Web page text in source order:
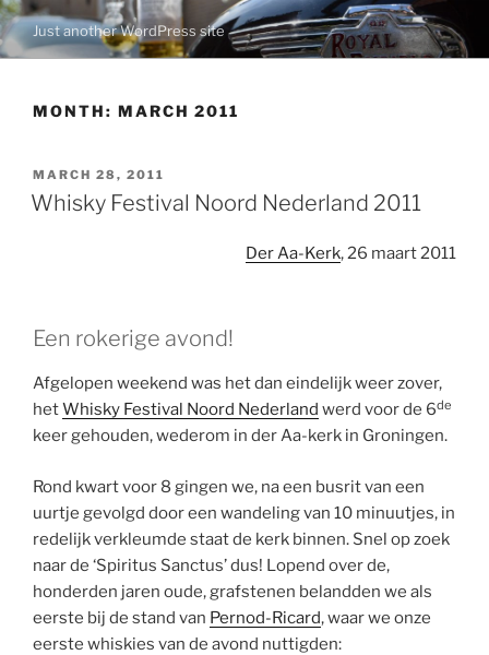
Skip
to
content
Just another WordPress site
MONTH: MARCH 2011
POSTED
ON
MARCH 28, 2011
Whisky Festival Noord Nederland 2011
Der Aa-Kerk, 26 maart 2011
Een rokerige avond!
Afgelopen weekend was het dan eindelijk weer zover,
hetWhisky Festival Noord Nederland werd voor de 6de
keer gehouden, wederom in der Aa-kerk in Groningen.
Rond kwart voor 8 gingen we, na een busrit van een
uurtje gevolgd door een wandeling van 10 minuutjes, in
redelijk verkleumde staat de kerk binnen. Snel op zoek
naar de ‘Spiritus Sanctus’ dus! Lopend over de,
honderden jaren oude, grafstenen belandden we als
eerste bij de stand van Pernod-Ricard, waar we onze
eerste whiskies van de avond nuttigden: